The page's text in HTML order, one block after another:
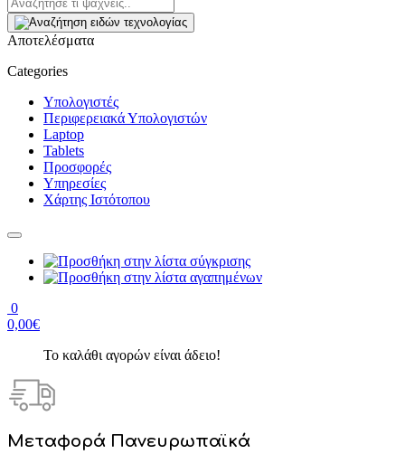
Αποτελέσματα
Categories
Υπολογιστές
Περιφερειακά Υπολογιστών
Laptop
Tablets
Προσφορές
Υπηρεσίες
Χάρτης Ιστότοπου
0
0,00€
Το καλάθι αγορών είναι άδειο!
Μεταφορά Πανευρωπαϊκά